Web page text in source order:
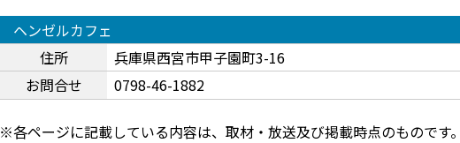
ヘンゼルカフェ
住所
兵庫県西宮市甲子園町3-16
お問合せ
0798-46-1882
※各ページに記載している内容は、取材・放送及び掲載時点のものです。